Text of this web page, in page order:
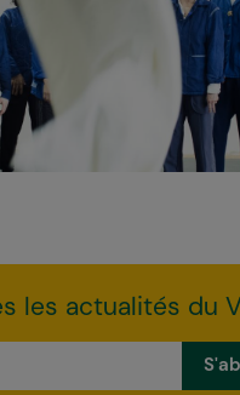
les actualités du